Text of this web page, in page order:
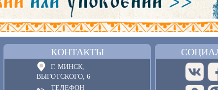
КОНТАКТЫ
Г. МИНСК,
ВЫГОТСКОГО, 6
ТЕЛЕФОН